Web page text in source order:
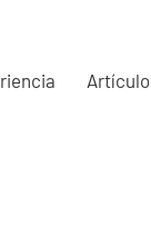
Artículo